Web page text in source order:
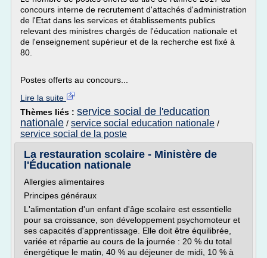
concours interne de recrutement d'attachés d'administration
de l'Etat dans les services et établissements publics
relevant des ministres chargés de l'éducation nationale et
de l'enseignement supérieur et de la recherche est fixé à
80.
Postes offerts au concours...
Lire la suite
Thèmes liés : service social de l'education
nationale / service social education nationale /
service social de la poste
La restauration scolaire - Ministère de
l'Éducation nationale
Allergies alimentaires
Principes généraux
L'alimentation d'un enfant d'âge scolaire est essentielle
pour sa croissance, son développement psychomoteur et
ses capacités d'apprentissage. Elle doit être équilibrée,
variée et répartie au cours de la journée : 20 % du total
énergétique le matin, 40 % au déjeuner de midi, 10 % à